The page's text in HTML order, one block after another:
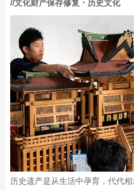
生出新的事物。
/文化财产保存修复・历史文化